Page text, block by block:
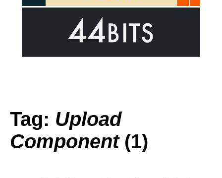
Tag: Upload
Component(1)